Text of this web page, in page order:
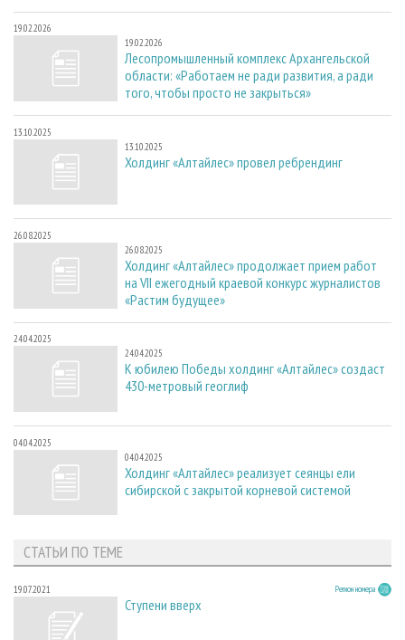
19.02.2026
19.02.2026
Лесопромышленный комплекс Архангельской
области: «Работаем не ради развития, а ради
того, чтобы просто не закрыться»
13.10.2025
13.10.2025
Холдинг «Алтайлес» провел ребрендинг
26.08.2025
26.08.2025
Холдинг «Алтайлес» продолжает прием работ
на VII ежегодный краевой конкурс журналистов
«Растим будущее»
24.04.2025
24.04.2025
К юбилею Победы холдинг «Алтайлес» создаст
430-метровый геоглиф
04.04.2025
04.04.2025
Холдинг «Алтайлес» реализует сеянцы ели
сибирской с закрытой корневой системой
СТАТЬИ ПО ТЕМЕ
19.07.2021 Регион номера
Ступени вверх